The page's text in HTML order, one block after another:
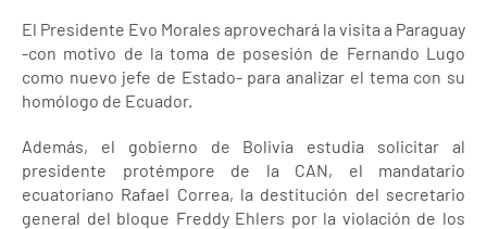
El Presidente Evo Morales aprovechará la visita a Paraguay
-con motivo de la toma de posesión de Fernando Lugo
como nuevo jefe de Estado- para analizar el tema con su
homólogo de Ecuador.
Además, el gobierno de Bolivia estudia solicitar al
presidente protémpore de la CAN, el mandatario
ecuatoriano Rafael Correa, la destitución del secretario
general del bloque Freddy Ehlers por la violación de los